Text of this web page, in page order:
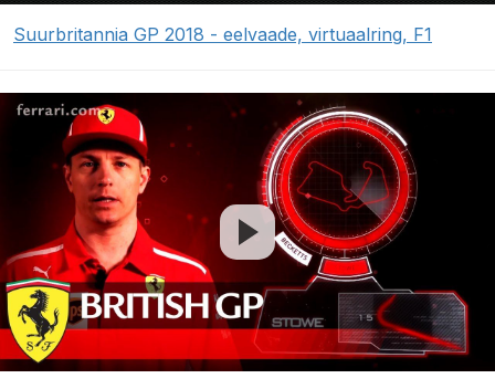
Suurbritannia GP 2018 - eelvaade, virtuaalring, F1